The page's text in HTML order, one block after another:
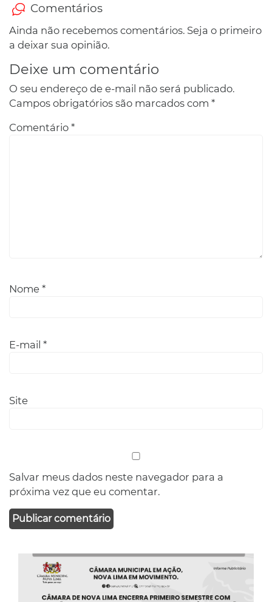
Comentários
Ainda não recebemos comentários. Seja o primeiro
a deixar sua opinião.
Deixe um comentário
O seu endereço de e-mail não será publicado.
Campos obrigatórios são marcados com *
Comentário *
Nome *
E-mail *
Site
Salvar meus dados neste navegador para a
próxima vez que eu comentar.